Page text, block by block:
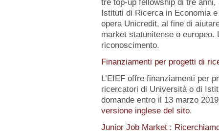
tre top-up fellowship di tre
Istituti di Ricerca in Economia
opera Unicredit, al fine di
market statunitense o europeo.
riconoscimento.
Finanziamenti per progetti di
L’EIEF offre finanziamenti per
ricercatori di Università o di
domande entro il 13 marzo
versione inglese del sito.
Junior Job Market :